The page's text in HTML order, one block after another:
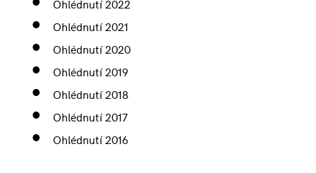
Ohlédnutí 2022
Ohlédnutí 2021
Ohlédnutí 2020
Ohlédnutí 2019
Ohlédnutí 2018
Ohlédnutí 2017
Ohlédnutí 2016